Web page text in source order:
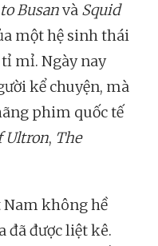
Busanvà Squid
một hệ sinh thái
mỉ. Ngày nay
kể chuyện, mà
phim quốc tế
Ultron, The
Nam không hề
đã được liệt kê.